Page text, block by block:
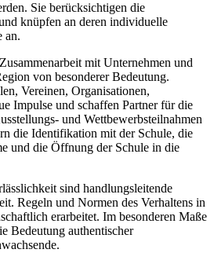
Sie berücksichtigen die
knüpfen an deren individuelle
an.
mit Unternehmen und
von besonderer Bedeutung.
Vereinen, Organisationen,
Impulse und schaffen Partner für die
und Wettbewerbsteilnahmen
die Identifikation mit der Schule, die
und die Öffnung der Schule in die
sind handlungsleitende
Regeln und Normen des Verhaltens in
erarbeitet. Im besonderen Maße
Bedeutung authentischer